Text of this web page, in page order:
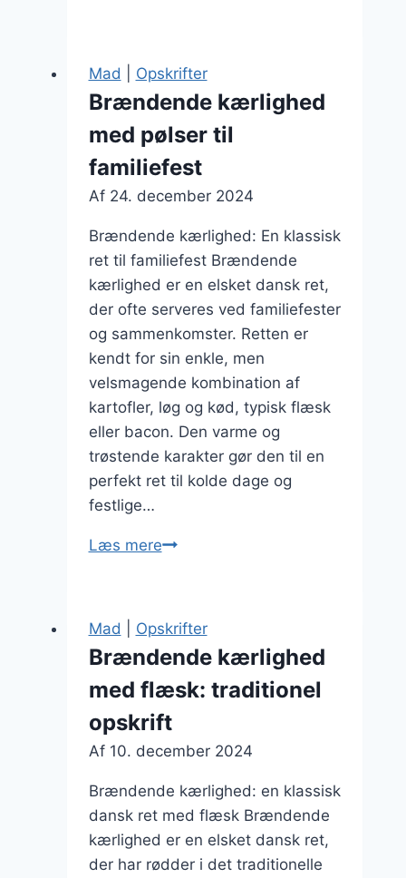
En
klassiker
Mad Opskrifter
Brændende kærlighed
med pølser til
familiefest
Af 24. december 2024
Brændende kærlighed: En klassisk
ret til familiefest Brændende
kærlighed er en elsket dansk ret,
der ofte serveres ved familiefester
og sammenkomster. Retten er
kendt for sin enkle, men
velsmagende kombination af
kartofler, løg og kød, typisk flæsk
eller bacon. Den varme og
trøstende karakter gør den til en
perfekt ret til kolde dage og
festlige…
Læs mereBrændende
til
familiefest
Mad Opskrifter
Brændende kærlighed
med flæsk: traditionel
opskrift
Af 10. december 2024
Brændende kærlighed: en klassisk
dansk ret med flæsk Brændende
kærlighed er en elsket dansk ret,
der har rødder i det traditionelle